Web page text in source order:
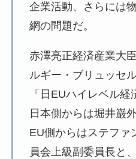
企業活動、さらには
網の問題だ。
赤澤亮正経済産業大
ルギー・ブリュッセ
「日EUハイレベル経
日本側からは堀井巌
EU側からはステファ
員会上級副委員長と